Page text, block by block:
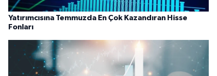
Yatırımcısına Temmuzda En Çok Kazandıran Hisse
Fonları